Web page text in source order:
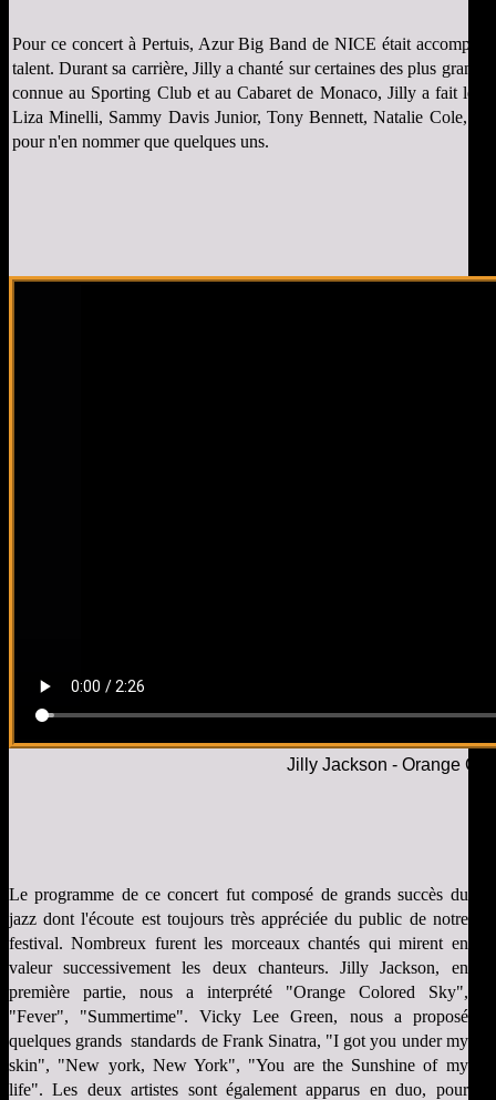
Pour ce concert à Pertuis, Azur Big Band de NICE était
talent. Durant sa carrière, Jilly a chanté sur certaines des plus
connue au Sporting Club et au Cabaret de Monaco, Jilly a fait les
Liza Minelli, Sammy Davis Junior, Tony Bennett, Natalie Cole,
pour n'en nommer que quelques uns.
Jilly Jackson - Orange
Le programme de ce concert fut composé de grands succès du
jazz dont l'écoute est toujours très appréciée du public de notre
festival. Nombreux furent les morceaux chantés qui mirent en
valeur successivement les deux chanteurs. Jilly Jackson, en
première partie, nous a interprété "Orange Colored Sky",
"Fever", "Summertime". Vicky Lee Green, nous a proposé
quelques grands standards de Frank Sinatra, "I got you under my
skin", "New york, New York", "You are the Sunshine of my
life". Les deux artistes sont également apparus en duo, pour